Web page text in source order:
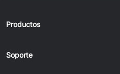
Productos
Soporte